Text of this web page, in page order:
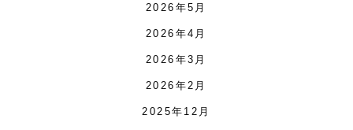
2026年5月
2026年4月
2026年3月
2026年2月
2025年12月